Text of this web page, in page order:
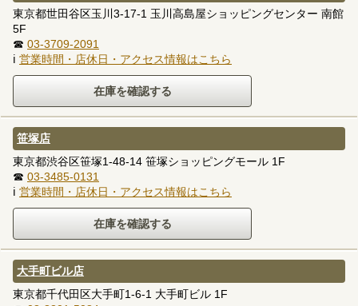
東京都世田谷区玉川3-17-1 玉川高島屋ショッピングセンター 南館
5F
☎ 03-3709-2091
ℹ 営業時間・店休日・アクセス情報はこちら
笹塚店
東京都渋谷区笹塚1-48-14 笹塚ショッピングモール 1F
☎ 03-3485-0131
ℹ 営業時間・店休日・アクセス情報はこちら
大手町ビル店
東京都千代田区大手町1-6-1 大手町ビル 1F